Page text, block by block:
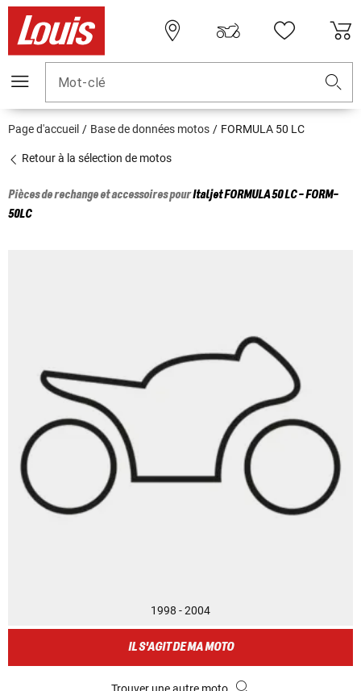
Mot-clé
Page d'accueil Base de données motos FORMULA 50 LC
Retour à la sélection de motos
Pièces de rechange et accessoires pourItaljetFORMULA 50 LC - FORM-
50LC
1998 - 2004
IL S'AGIT DE MA MOTO
Trouver une autre moto